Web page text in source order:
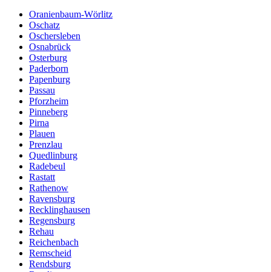
Oranienbaum-Wörlitz
Oschatz
Oschersleben
Osnabrück
Osterburg
Paderborn
Papenburg
Passau
Pforzheim
Pinneberg
Pirna
Plauen
Prenzlau
Quedlinburg
Radebeul
Rastatt
Rathenow
Ravensburg
Recklinghausen
Regensburg
Rehau
Reichenbach
Remscheid
Rendsburg